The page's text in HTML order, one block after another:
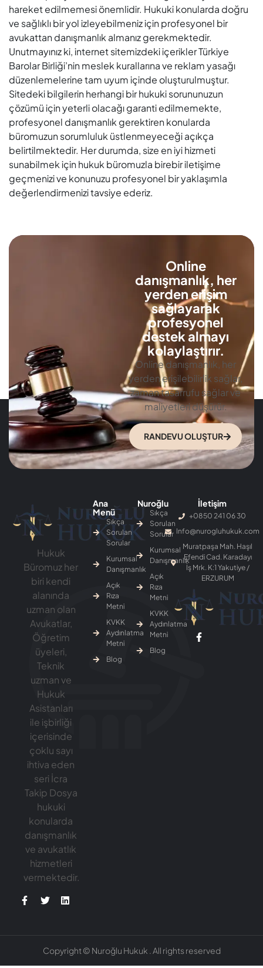
hareket edilmemesi önemlidir. Hukuki konularda doğru
ve sağlıklı bir yol izleyebilmeniz için profesyonel bir
avukattan danışmanlık almanız gerekmektedir.
Unutmayınız ki, internet sitemizdeki içerikler Türkiye
Barolar Birliği’nin meslek kurallarına ve reklam yasağı
düzenlemelerine tam uyum içinde oluşturulmuştur.
Sitedeki bilgilerin herhangi bir hukuki sorununuzun
çözümü için yeterli olacağı garanti edilmemekte,
profesyonel danışmanlık gerektiren konularda
büromuzun sorumluluk üstlenmeyeceği açıkça
belirtilmektedir. Her durumda, size en iyi hizmeti
sunabilmek için hukuk büromuzla birebir iletişime
geçmenizi ve konunuzu profesyonel bir yaklaşımla
değerlendirmenizi tavsiye ederiz.
Online
danışmanlık, her
yerden erişim
sağlayarak
profesyonel
destek almayı
kolaylaştırır.
Online danışmanlık, her
yerden erişilebilirlik sağlar,
zaman tasarrufu sağlar ve
maliyetleri düşürür.
RANDEVU OLUŞTUR
Hukuk
Büromuz her
biri kendi
alanında
uzman olan
Avukatlar,
Öğretim
üyeleri,
Teknik
uzman ve
Hukuk
Asistanları
ile işbirliği
içerisinde
çoklu sayı
ihtiva eden
seri İcra
Takip Dosya
hukuki
konularda
danışmanlık
ve avukatlık
hizmetleri
vermektedir.
Ana
Menü
Sıkça
Sorulan
Sorular
Kurumsal
Danışmanlık
Açık
Rıza
Metni
KVKK
Aydınlatma
Metni
Blog
Nuroğlu
Sıkça
Sorulan
Sorular
Kurumsal
Danışmanlık
Açık
Rıza
Metni
KVKK
Aydınlatma
Metni
Blog
İletişim
+0850 241 06 30
Info@nurogluhukuk.com
Muratpaşa Mah. Haşıl
Efendi Cad. Karadayı
İş Mrk. K:1 Yakutiye /
ERZURUM
Copyright © Nuroğlu Hukuk . All rights reserved